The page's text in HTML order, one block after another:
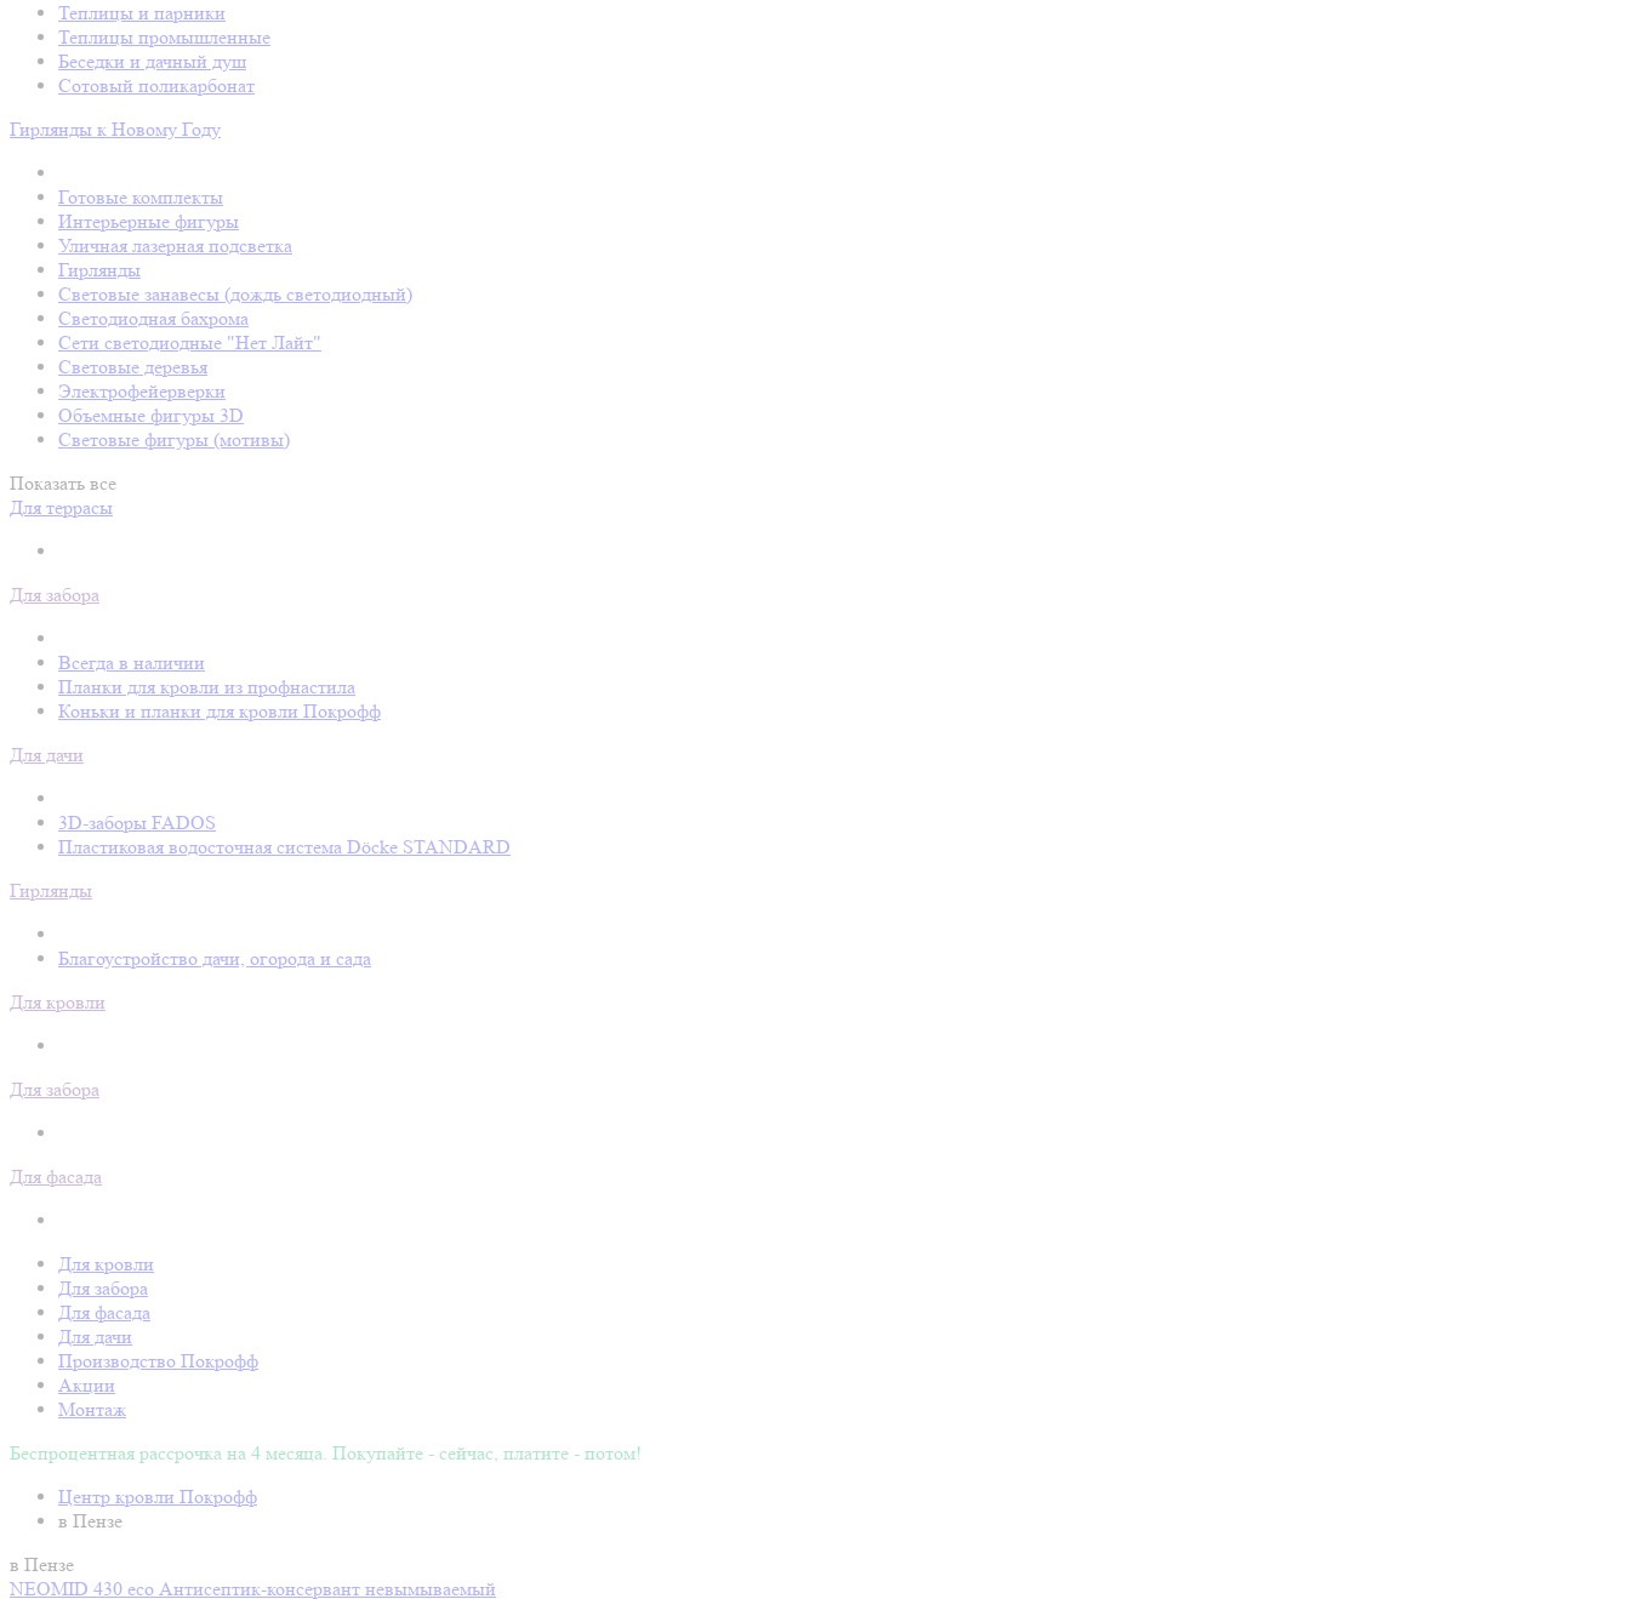
Теплицы и парники
Теплицы промышленные
Беседки и дачный душ
Сотовый поликарбонат
Гирлянды к Новому Году
Готовые комплекты
Интерьерные фигуры
Уличная лазерная подсветка
Гирлянды
Световые занавесы (дождь светодиодный)
Светодиодная бахрома
Сети светодиодные "Нет Лайт"
Световые деревья
Электрофейерверки
Объемные фигуры 3D
Световые фигуры (мотивы)
Показать все
Для террасы
Для забора
Всегда в наличии
Планки для кровли из профнастила
Коньки и планки для кровли Покрофф
Для дачи
3D-заборы FADOS
Пластиковая водосточная система Döcke STANDARD
Гирлянды
Благоустройство дачи, огорода и сада
Для кровли
Для забора
Для фасада
Для кровли
Для забора
Для фасада
Для дачи
Производство Покрофф
Акции
Монтаж
Беспроцентная рассрочка на 4 месяца. Покупайте - сейчас, платите - потом!
Центр кровли Покрофф
в Пензе
в Пензе
NEOMID 430 eco Антисептик-консервант невымываемый